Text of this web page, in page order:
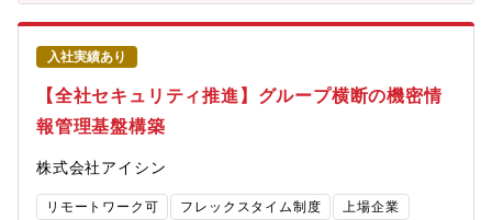
りがいアイシングループ全体の業務効率化・資産活用の高度化に
直結する業務システム開発に携われることが魅力です。現場課題
の解決だけでなく、業務改革や全体最適にも貢献でき、自らの仕
事が利用現場の変化や事業価値の向上につながる実感を得られま
す。また、利用部門と近い距離で課題解決に取り組みながら、将
来的には新技術の活用も含めて開発の進め方そのものを進化させ
ていける環境があります。■職務内容業務システムの開発プロジェ
きます。利用部門や関係部門、ベンダーと連携しながら、業務課
題の解決とシステムの定着・改善を推進していただきます。■具体
的な業務内容・要件整理、要件定義、基本設計、詳細設計、テス
入社実績あり
【全社セキュリティ推進】グループ横断の機密情
報管理基盤構築
株式会社アイシン
リモートワーク可 フレックスタイム制度 上場企業